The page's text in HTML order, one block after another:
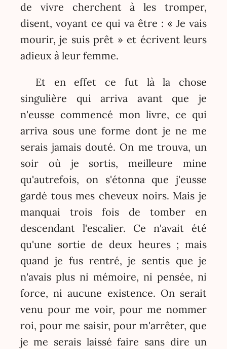
de vivre cherchent à les tromper,
disent, voyant ce qui va être : « Je vais
mourir, je suis prêt » et écrivent leurs
adieux à leur femme.
Et en effet ce fut là la chose
singulière qui arriva avant que je
n'eusse commencé mon livre, ce qui
arriva sous une forme dont je ne me
serais jamais douté. On me trouva, un
soir où je sortis, meilleure mine
qu'autrefois, on s'étonna que j'eusse
gardé tous mes cheveux noirs. Mais je
manquai trois fois de tomber en
descendant l'escalier. Ce n'avait été
qu'une sortie de deux heures ; mais
quand je fus rentré, je sentis que je
n'avais plus ni mémoire, ni pensée, ni
force, ni aucune existence. On serait
venu pour me voir, pour me nommer
roi, pour me saisir, pour m'arrêter, que
je me serais laissé faire sans dire un